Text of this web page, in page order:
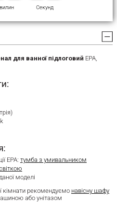
Секунд
для ванної підлоговий ЕРА,
ЕРА: тумба з умивальником
моделі
кімнати рекомендуємо навісну шафу
або унітазом